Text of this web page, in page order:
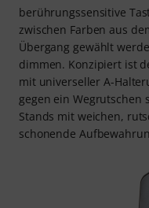
berührungssensitive
zwischen Farben aus
Übergang gewählt
dimmen. Konzipiert ist
mit universeller A-
gegen ein Wegrutschen
Stands mit weichen,
schonende